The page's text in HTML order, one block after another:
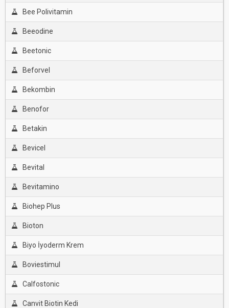
Bee Polivitamin
Beeodine
Beetonic
Beforvel
Bekombin
Benofor
Betakin
Bevicel
Bevital
Bevitamino
Biohep Plus
Bioton
Biyo İyoderm Krem
Boviestimul
Calfostonic
Canvit Biotin Kedi